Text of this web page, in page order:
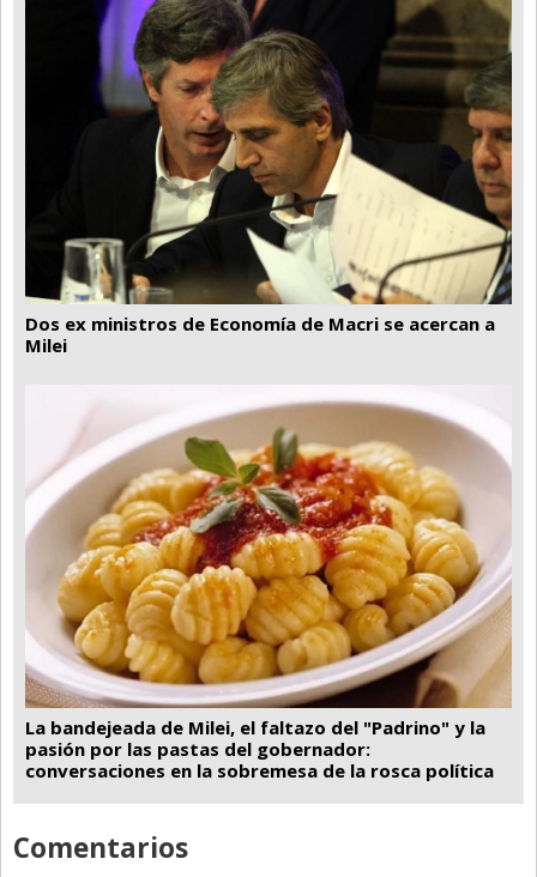
Dos ex ministros de Economía de Macri se acercan a
Milei
La bandejeada de Milei, el faltazo del "Padrino" y la
pasión por las pastas del gobernador:
conversaciones en la sobremesa de la rosca política
Comentarios